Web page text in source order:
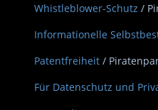
Whistleblower-Schutz /
Informationelle
Patentfreiheit /
Für Datenschutz und